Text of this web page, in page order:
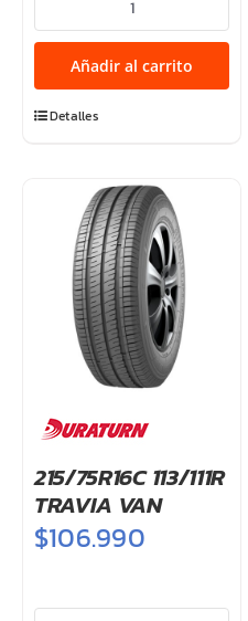
MCV5
VANSMART
TL
104/101Q
cantidad
Añadir al carrito
Detalles
215/75R16C 113/111R
TRAVIA VAN
$106.990